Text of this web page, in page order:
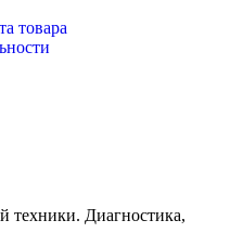
товара
техники. Диагностика,